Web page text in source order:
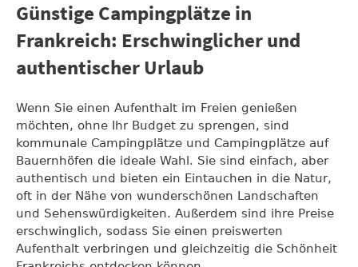
Günstige Campingplätze in
Frankreich: Erschwinglicher und
authentischer Urlaub
Wenn Sie einen Aufenthalt im Freien genießen
möchten, ohne Ihr Budget zu sprengen, sind
kommunale Campingplätze und Campingplätze auf
Bauernhöfen die ideale Wahl. Sie sind einfach, aber
authentisch und bieten ein Eintauchen in die Natur,
oft in der Nähe von wunderschönen Landschaften
und Sehenswürdigkeiten. Außerdem sind ihre Preise
erschwinglich, sodass Sie einen preiswerten
Aufenthalt verbringen und gleichzeitig die Schönheit